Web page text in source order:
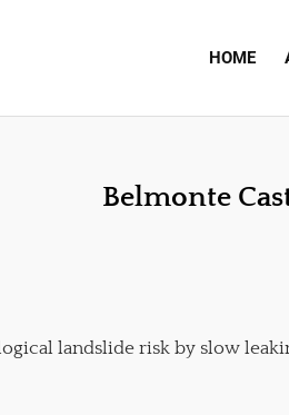
HOME
Belmonte
landslide risk by slow